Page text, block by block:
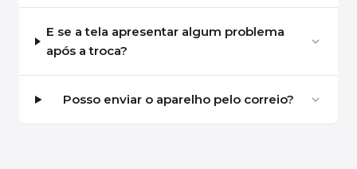
E se a tela apresentar algum problema
após a troca?
Posso enviar o aparelho pelo correio?